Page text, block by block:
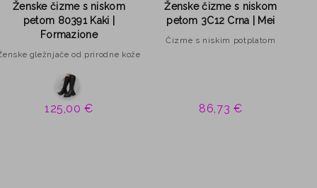
Ženske čizme s niskom
petom 80391 Kaki |
Formazione
gležnjače od prirodne kože
125,00 €
Ženske čizme s niskom
petom 3C12 Crna | Mei
Čizme s niskim potplatom
86,73 €